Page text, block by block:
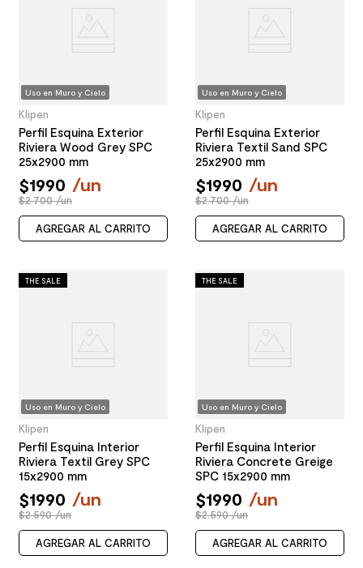
Uso en Muro y Cielo
Klipen
Perfil Esquina Exterior
Riviera Wood Grey SPC
25x2900 mm
$1990 /un
$2.700 /un
AGREGAR AL CARRITO
Uso en Muro y Cielo
Klipen
Perfil Esquina Exterior
Riviera Textil Sand SPC
25x2900 mm
$1990 /un
$2.700 /un
AGREGAR AL CARRITO
THE SALE
Uso en Muro y Cielo
Klipen
Perfil Esquina Interior
Riviera Textil Grey SPC
15x2900 mm
$1990 /un
$2.590 /un
AGREGAR AL CARRITO
THE SALE
Uso en Muro y Cielo
Klipen
Perfil Esquina Interior
Riviera Concrete Greige
SPC 15x2900 mm
$1990 /un
$2.590 /un
AGREGAR AL CARRITO